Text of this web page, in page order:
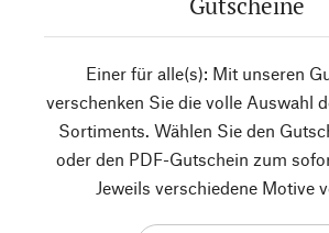
Einer für alle(s): Mit unseren
verschenken Sie die volle Auswahl
Sortiments. Wählen Sie den
oder den PDF-Gutschein zum
Jeweils verschiedene Motive